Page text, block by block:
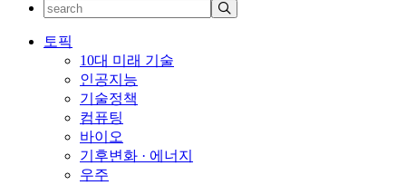
토픽
10대 미래 기술
인공지능
기술정책
컴퓨팅
바이오
기후변화 · 에너지
우주